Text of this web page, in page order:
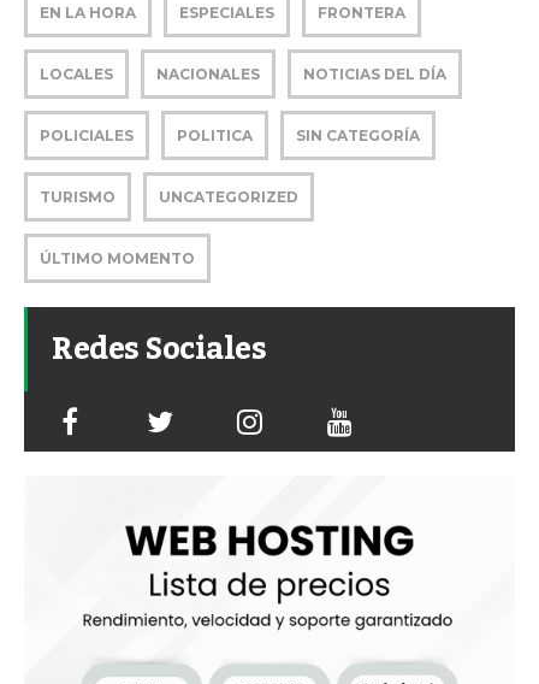
EN LA HORA ESPECIALES FRONTERA
LOCALES NACIONALES NOTICIAS DEL DÍA
POLICIALES POLITICA SIN CATEGORÍA
TURISMO UNCATEGORIZED
ÚLTIMO MOMENTO
Redes Sociales